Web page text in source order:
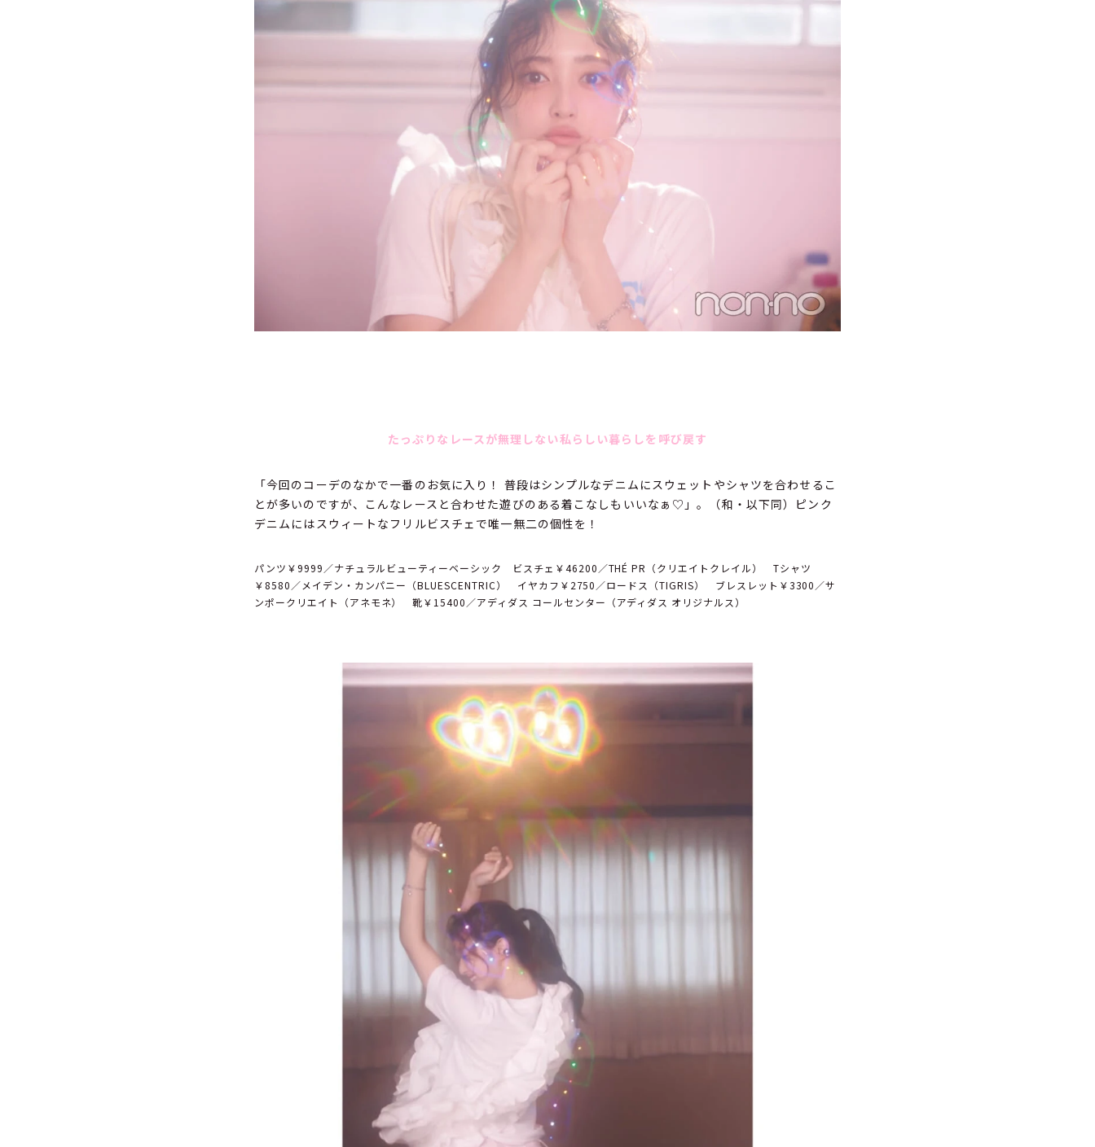
たっぷりなレースが無理しない私らしい暮らしを呼び戻す
「今回のコーデのなかで一番のお気に入り！ 普段はシンプルなデニムにスウェットやシャツを合わせるこ
とが多いのですが、こんなレースと合わせた遊びのある着こなしもいいなぁ♡」。（和・以下同）ピンク
デニムにはスウィートなフリルビスチェで唯一無二の個性を！
パンツ￥9999／ナチュラルビューティーベーシック ビスチェ￥46200／THÉ PR（クリエイトクレイル） Tシャツ
￥8580／メイデン・カンパニー（BLUESCENTRIC） イヤカフ￥2750／ロードス（TIGRIS） ブレスレット￥3300／サ
ンポークリエイト（アネモネ） 靴￥15400／アディダス コールセンター（アディダス オリジナルス）